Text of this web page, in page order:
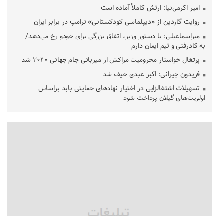
امیر اکرمی‌نیا: ارتش کاملاً آماده است
روایت گاردین از «دیپلماسی کودکستانی» ترامپ در برابر ایران
میراسماعیلی: با دستور وزیر، اتفاق بزرگی برای جودو رخ می‌دهد/
به کادرفنی و تیم ایمان دارم
پرتغال خواستار محرومیت مراکش از میزبانی جام جهانی ۲۰۳۰ شد
فریدون جیرانی: اکبر عبدی حیف شد
تسهیلات اشتغالزایی در اختیار نهادهای حمایتی باید براساس
اولویت‌های گیلان پرداخت شود
قلعه‌نویی مشخص شد